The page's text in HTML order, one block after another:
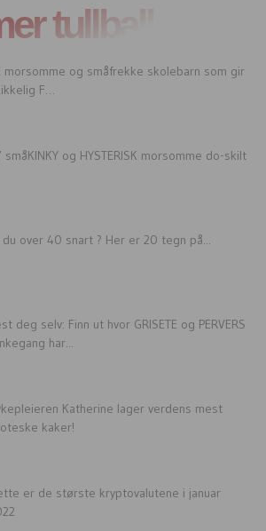
tullball
morsomme og småfrekke skolebarn som gir
F…
småKINKY og HYSTERISK morsomme do-skilt
du over 40 snart ? Her er 20 tegn på...
deg selv: Finn ut hvor GRISETE og PERVERS
har...
Katherine lager verdens mest
kaker!
er de største kryptovalutene i januar